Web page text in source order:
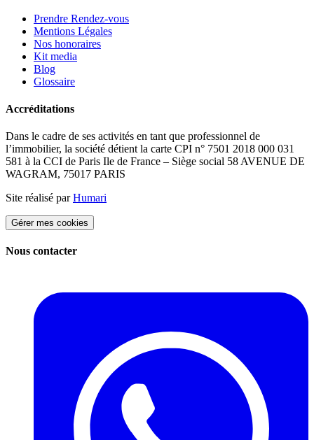
Prendre Rendez-vous
Mentions Légales
Nos honoraires
Kit media
Blog
Glossaire
Accréditations
Dans le cadre de ses activités en tant que professionnel de
l’immobilier, la société détient la carte CPI n° 7501 2018 000 031
581 à la CCI de Paris Ile de France – Siège social 58 AVENUE DE
WAGRAM, 75017 PARIS
Site réalisé parHumari
Gérer mes cookies
Nous contacter